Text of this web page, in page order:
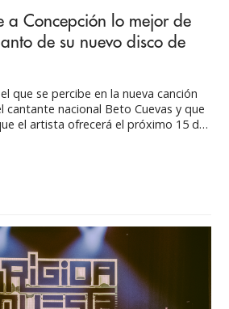
a Concepción lo mejor de
de su nuevo disco de
que se percibe en la nueva canción
cantante nacional Beto Cuevas y que
el artista ofrecerá el próximo 15 de
que